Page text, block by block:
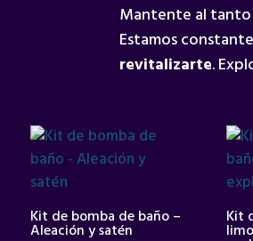
Mantente al tanto
Estamos
revitalizarte.
Kit de bomba de baño –
Aleación y satén
Kit